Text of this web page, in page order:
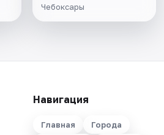
Чебоксары
Навигация
Главная
Города